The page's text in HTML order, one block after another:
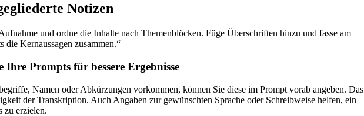
Notizen
und ordne die Inhalte nach Themenblöcken. Füge Überschriften hinzu und fasse am
die Kernaussagen zusammen.“
Ihre Prompts für bessere Ergebnisse
Namen oder Abkürzungen vorkommen, können Sie diese im Prompt vorab angeben. Das
der Transkription. Auch Angaben zur gewünschten Sprache oder Schreibweise helfen, ein
zu erzielen.